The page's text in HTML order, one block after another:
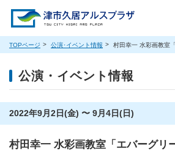
TOPページ 公演･イベント情報 村田幸一 水彩画教室
公演・イベント情報
2022年9月2日(金) 〜 9月4日(日)
村田幸一 水彩画教室「エバーグリ